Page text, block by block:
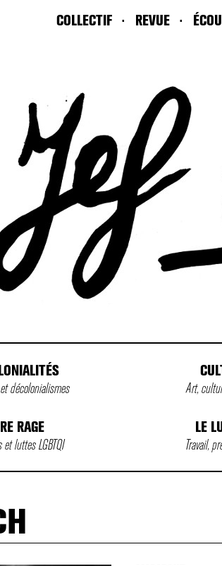
COLLECTIF REVUE
décolonialismes Art,
RAGE
et luttes LGBTQI
LE
Travail,